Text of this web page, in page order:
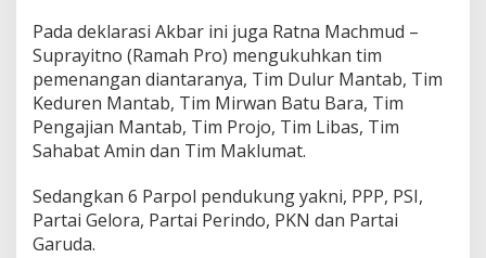
y
i
t
n
o
D
e
k
a
r
Pada deklarasi Akbar ini juga Ratna Machmud –
Suprayitno (Ramah Pro) mengukuhkan tim
pemenangan diantaranya, Tim Dulur Mantab, Tim
Keduren Mantab, Tim Mirwan Batu Bara, Tim
Pengajian Mantab, Tim Projo, Tim Libas, Tim
Sahabat Amin dan Tim Maklumat.
Sedangkan 6 Parpol pendukung yakni, PPP, PSI,
Partai Gelora, Partai Perindo, PKN dan Partai
Garuda.